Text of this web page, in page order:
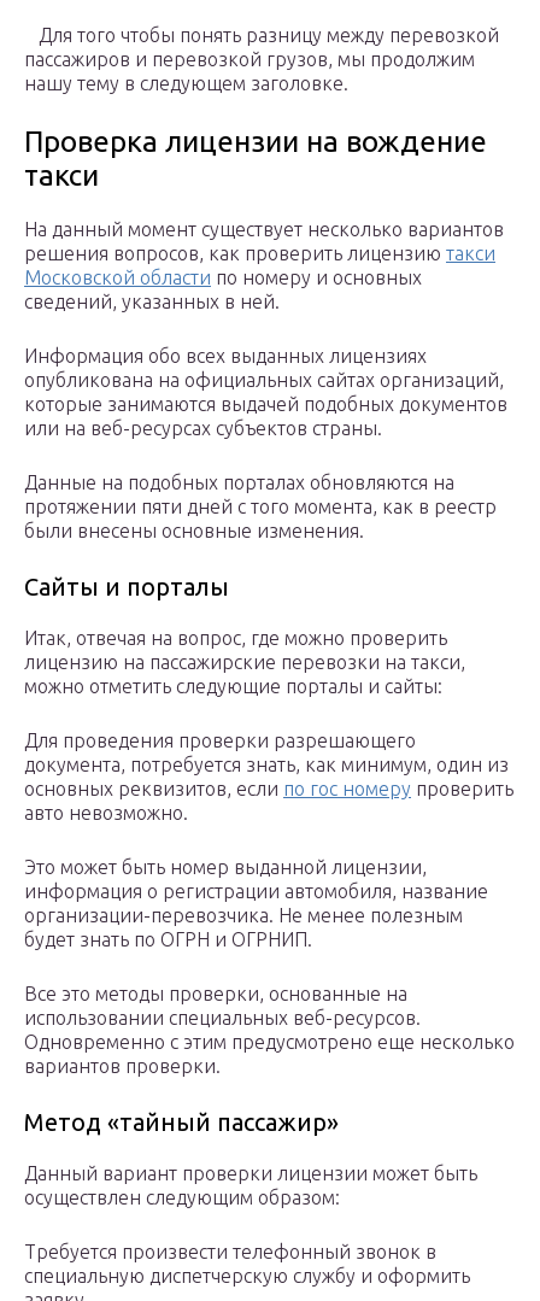
Для того чтобы понять разницу между перевозкой
пассажиров и перевозкой грузов, мы продолжим
нашу тему в следующем заголовке.
Проверка лицензии на вождение
такси
На данный момент существует несколько вариантов
решения вопросов, как проверить лицензию такси
Московской области по номеру и основных
сведений, указанных в ней.
Информация обо всех выданных лицензиях
опубликована на официальных сайтах организаций,
которые занимаются выдачей подобных документов
или на веб-ресурсах субъектов страны.
Данные на подобных порталах обновляются на
протяжении пяти дней с того момента, как в реестр
были внесены основные изменения.
Сайты и порталы
Итак, отвечая на вопрос, где можно проверить
лицензию на пассажирские перевозки на такси,
можно отметить следующие порталы и сайты:
Для проведения проверки разрешающего
документа, потребуется знать, как минимум, один из
основных реквизитов, если по гос номеру проверить
авто невозможно.
Это может быть номер выданной лицензии,
информация о регистрации автомобиля, название
организации-перевозчика. Не менее полезным
будет знать по ОГРН и ОГРНИП.
Все это методы проверки, основанные на
использовании специальных веб-ресурсов.
Одновременно с этим предусмотрено еще несколько
вариантов проверки.
Метод «тайный пассажир»
Данный вариант проверки лицензии может быть
осуществлен следующим образом:
Требуется произвести телефонный звонок в
специальную диспетчерскую службу и оформить